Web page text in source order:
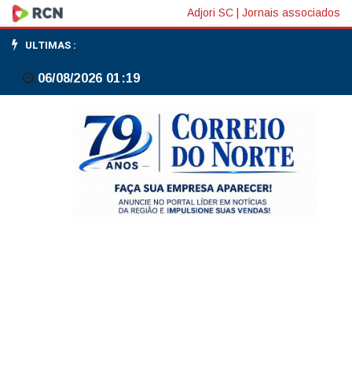
SpaceX
faz
registro
público
Adjori SC Jornais associados
ULTIMAS :
06/08/2026 01:19